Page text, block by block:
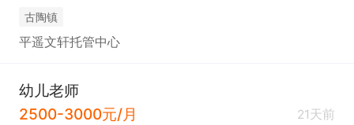
古陶镇
平遥文轩托管中心
幼儿老师
2500-3000元/月
21天前